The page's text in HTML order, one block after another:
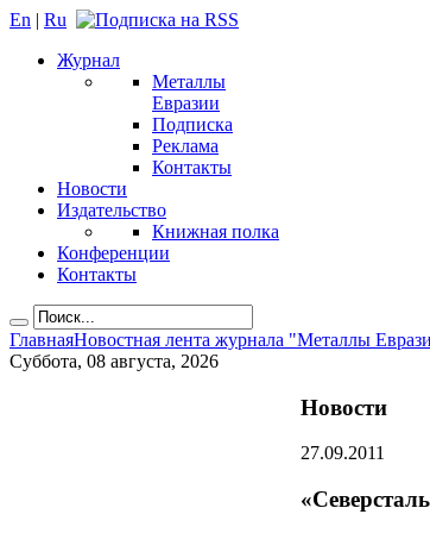
En | Ru
Журнал
Металлы
Евразии
Подписка
Реклама
Контакты
Новости
Издательство
Книжная полка
Конференции
Контакты
ГлавнаяНовостная лента журнала "Металлы
Суббота, 08 августа, 2026
Новости
27.09.2011